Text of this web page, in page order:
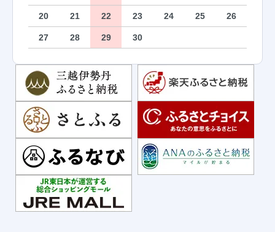
20 21 22 23 24 25 26
27 28 29 30